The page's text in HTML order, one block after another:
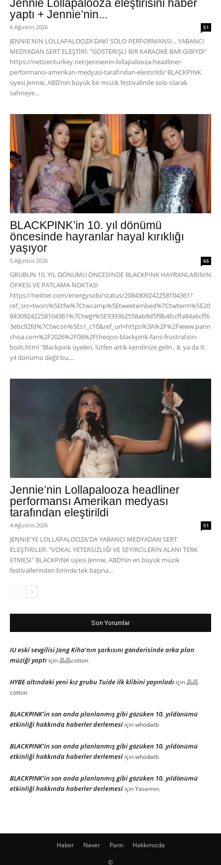
Jennie Lollapalooza eleştirisini haber
yaptı + Jennie’nin...
6 Ağustos 2026 51
JENNIE'NİN LOLLAPALOOZA'DAKİ SOLO PERFORMANSI... YABANCI
MEDYADAN SERT ELEŞTİRİ: "GÖSTERİŞLİ BİR KARAOKE BAR GİBİYDİ"
https://netizenturkey.net/jennienin-lollapalooza-headliner-
performansi-amerikan-medyasi-tarafindan-elestirildi/ BLACKPINK
üyesi Jennie, ABD’nin büyük bir müzik festivalinde solo olarak
sahneye...
BLACKPINK’in 10. yıl dönümü
öncesinde hayranlar hayal kırıklığı
yaşıyor
5 Ağustos 2026 66
GRUBUN 10. YIL DÖNÜMÜ ÖNCESİNDE BLACKPINK HAYRANLARININ
ÖFKESİ VE PATLAMA NOKTASI
https://twitter.com/energysobi/status/2084309242258104361?
ref_src=twsrc%5Etfw%7Ctwcamp%5Etweetembed%7Ctwterm%5E20
84309242258104361%7Ctwgr%5E939362558ab9d5f9b4fccffa84a6cff6
3ebc92fd%7Ctwcon%5Es1_c10&ref_url=https%3A%2F%2Fwww.pann
choa.com%2F2026%2F08%2Ftheqoo-blackpink-fans-frustration-
boils.html "Blackpink üyeleri, lütfen artık kendinize gelin.. 8. ya da 9.
yıl dönümü değil bu,...
Jennie’nin Lollapalooza headliner
performansı Amerikan medyası
tarafından eleştirildi
4 Ağustos 2026 51
JENNIE'YE LOLLAPALOOZA'DA YABANCI MEDYADAN SERT
ELEŞTİRİLER: "VOKAL YETERSİZLİĞİ VE SEYİRCİLERİN ALANI TERK
ETMESİ" BLACKPINK üyesi Jennie, ABD’nin en büyük müzik
festivallerinden birinde tek başına...
Son Yorumlar
IU eski sevgilisi Jang Kiha’nın şarkısını gönderisinde arka plan
müziği yaptı için晶晶cotton
HYBE altındaki yeni kız grubu Tuide ilk klibini yayınladı için晶晶
cotton
BLACKPINK’in son anda planlanmış gibi gözüken 10. yıldönümü
etkinliği hakkında haberler derlemesi içinwhodatb
BLACKPINK’in son anda planlanmış gibi gözüken 10. yıldönümü
etkinliği hakkında haberler derlemesi içinwhodatb
BLACKPINK’in son anda planlanmış gibi gözüken 10. yıldönümü
etkinliği hakkında haberler derlemesi içinYasemin.
Haber Naver Pann Hakkımızda
©